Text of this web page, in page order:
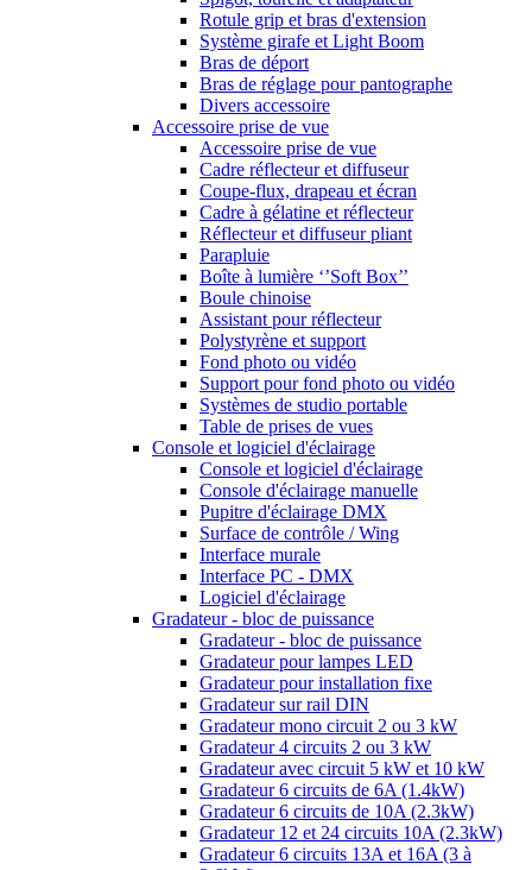
Rotule grip et bras d'extension
Système girafe et Light Boom
Bras de déport
Bras de réglage pour pantographe
Divers accessoire
Accessoire prise de vue
Accessoire prise de vue
Cadre réflecteur et diffuseur
Coupe-flux, drapeau et écran
Cadre à gélatine et réflecteur
Réflecteur et diffuseur pliant
Parapluie
Boîte à lumière ‘’Soft Box’’
Boule chinoise
Assistant pour réflecteur
Polystyrène et support
Fond photo ou vidéo
Support pour fond photo ou vidéo
Systèmes de studio portable
Table de prises de vues
Console et logiciel d'éclairage
Console et logiciel d'éclairage
Console d'éclairage manuelle
Pupitre d'éclairage DMX
Surface de contrôle / Wing
Interface murale
Interface PC - DMX
Logiciel d'éclairage
Gradateur - bloc de puissance
Gradateur - bloc de puissance
Gradateur pour lampes LED
Gradateur pour installation fixe
Gradateur sur rail DIN
Gradateur mono circuit 2 ou 3 kW
Gradateur 4 circuits 2 ou 3 kW
Gradateur avec circuit 5 kW et 10 kW
Gradateur 6 circuits de 6A (1.4kW)
Gradateur 6 circuits de 10A (2.3kW)
Gradateur 12 et 24 circuits 10A (2.3kW)
Gradateur 6 circuits 13A et 16A (3 à